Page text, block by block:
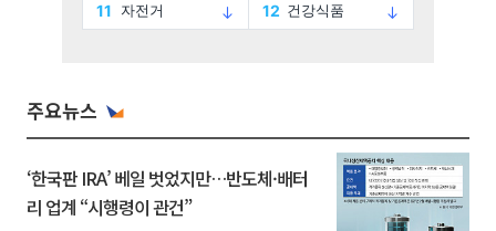
주요뉴스
‘한국판 IRA’ 베일 벗었지만…반도체·배터
리 업계 “시행령이 관건”